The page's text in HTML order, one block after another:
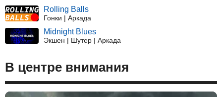
Rolling Balls
Гонки | Аркада
Midnight Blues
Экшен | Шутер | Аркада
В центре внимания